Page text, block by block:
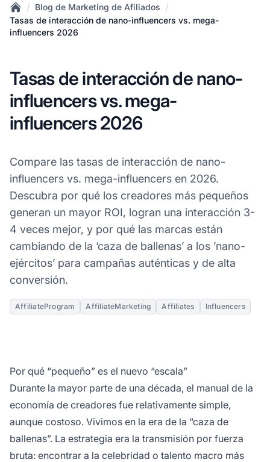
Home
/ Blog de Marketing de Afiliados /
Tasas de interacción de nano-influencers vs. mega-
influencers 2026
Tasas de interacción de nano-
influencers vs. mega-
influencers 2026
Compare las tasas de interacción de nano-
influencers vs. mega-influencers en 2026.
Descubra por qué los creadores más pequeños
generan un mayor ROI, logran una interacción 3-
4 veces mejor, y por qué las marcas están
cambiando de la ‘caza de ballenas’ a los ’nano-
ejércitos’ para campañas auténticas y de alta
conversión.
AffiliateProgram AffiliateMarketing Affiliates Influencers
Por qué “pequeño” es el nuevo “escala”
Durante la mayor parte de una década, el manual de la
economía de creadores fue relativamente simple,
aunque costoso. Vivimos en la era de la “caza de
ballenas”. La estrategia era la transmisión por fuerza
bruta: encontrar a la celebridad o talento macro más